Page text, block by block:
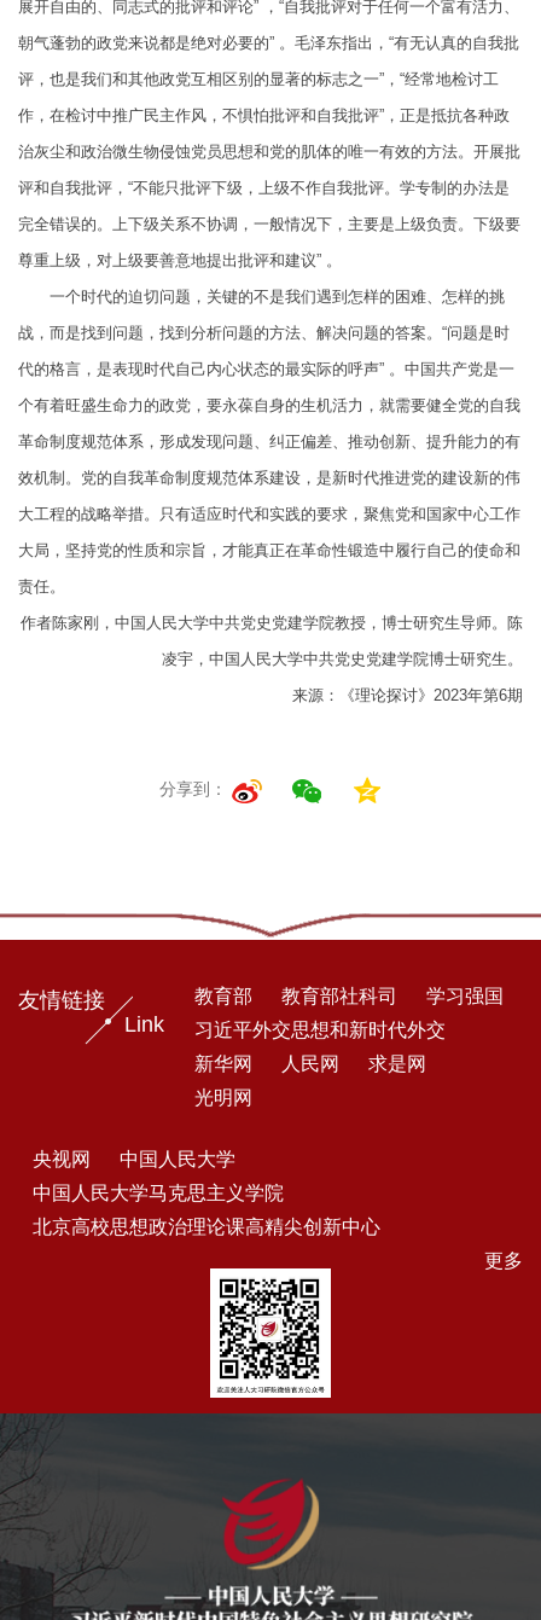
展开自由的、同志式的批评和评论” ，“自我批评对于任何一个富有活力、
朝气蓬勃的政党来说都是绝对必要的” 。毛泽东指出，“有无认真的自我批
评，也是我们和其他政党互相区别的显著的标志之一”，“经常地检讨工
作，在检讨中推广民主作风，不惧怕批评和自我批评”，正是抵抗各种政
治灰尘和政治微生物侵蚀党员思想和党的肌体的唯一有效的方法。开展批
评和自我批评，“不能只批评下级，上级不作自我批评。学专制的办法是
完全错误的。上下级关系不协调，一般情况下，主要是上级负责。下级要
尊重上级，对上级要善意地提出批评和建议” 。
一个时代的迫切问题，关键的不是我们遇到怎样的困难、怎样的挑
战，而是找到问题，找到分析问题的方法、解决问题的答案。“问题是时
代的格言，是表现时代自己内心状态的最实际的呼声” 。中国共产党是一
个有着旺盛生命力的政党，要永葆自身的生机活力，就需要健全党的自我
革命制度规范体系，形成发现问题、纠正偏差、推动创新、提升能力的有
效机制。党的自我革命制度规范体系建设，是新时代推进党的建设新的伟
大工程的战略举措。只有适应时代和实践的要求，聚焦党和国家中心工作
大局，坚持党的性质和宗旨，才能真正在革命性锻造中履行自己的使命和
责任。
作者陈家刚，中国人民大学中共党史党建学院教授，博士研究生导师。陈
凌宇，中国人民大学中共党史党建学院博士研究生。
来源：《理论探讨》2023年第6期
分享到：
友情链接
Link
教育部 教育部社科司
学习强国
习近平外交思想和新时代外交
新华网
人民网
求是网
光明网
央视网
中国人民大学
中国人民大学马克思主义学院
北京高校思想政治理论课高精尖创新中心
更多